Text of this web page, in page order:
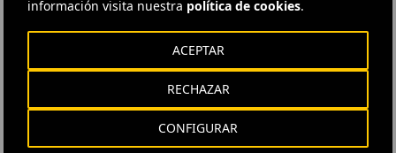
información visita nuestra política de cookies.
CONFIGURAR
RECHAZAR
ACEPTAR
y del 10,3% en el RBE, ambos en moneda local, que
combinan el incremento de tarifas desde el 1 de febrero,
la solidez del tráfico y la mejora de la eficiencia. Es
importante destacar que el ingreso medio por viaje se
ha incrementado por encima del 9% respecto a 2012.